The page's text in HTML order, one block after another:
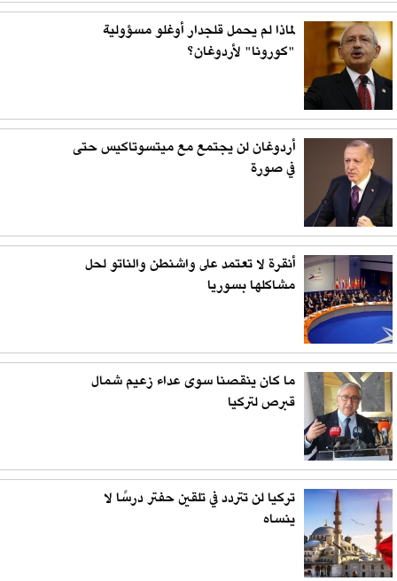
لماذا لم يحمل قلجدار أوغلو مسؤولية
"كورونا" لأردوغان؟
أردوغان لن يجتمع مع ميتسوتاكيس حتى
في صورة
أنقرة لا تعتمد على واشنطن والناتو لحل
مشاكلها بسوريا
ما كان ينقصنا سوى عداء زعيم شمال
قبرص لتركيا
تركيا لن تتردد في تلقين حفتر درسًا لا
ينساه